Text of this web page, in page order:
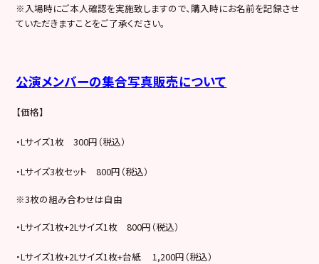
※入場時にご本人確認を実施致しますので、購入時にお名前を記録させ
ていただきますことをご了承ください。
公演メンバーの集合写真販売について
【価格】
・Lサイズ1枚 300円（税込）
・Lサイズ3枚セット 800円（税込）
※3枚の組み合わせは自由
・Lサイズ1枚+2Lサイズ1枚 800円（税込）
・Lサイズ1枚+2Lサイズ1枚+台紙 1,200円（税込）